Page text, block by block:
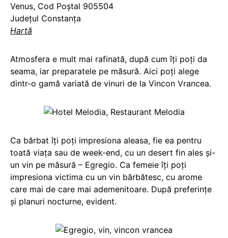
Venus, Cod Poștal 905504
Județul Constanța
Hartă
Atmosfera e mult mai rafinată, după cum îți poți da
seama, iar preparatele pe măsură. Aici poți alege
dintr-o gamă variată de vinuri de la Vincon Vrancea.
Ca bărbat îți poți impresiona aleasa, fie ea pentru
toată viața sau de week-end, cu un desert fin ales și-
un vin pe măsură – Egregio. Ca femeie îți poți
impresiona victima cu un vin bărbătesc, cu arome
care mai de care mai ademenitoare. După preferințe
și planuri nocturne, evident.